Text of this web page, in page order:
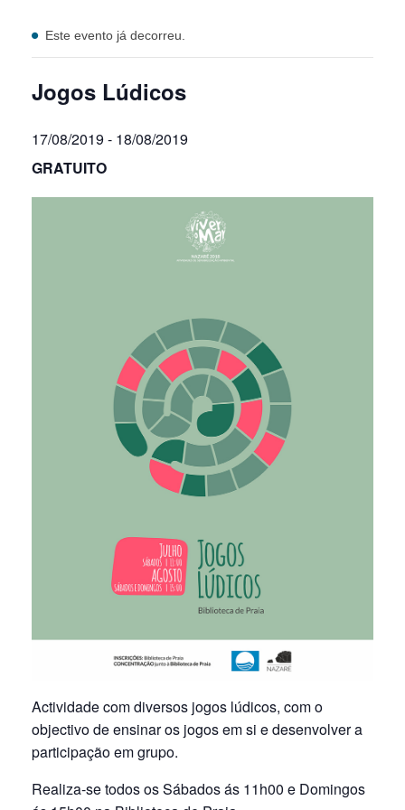
Este evento já decorreu.
Jogos Lúdicos
17/08/2019 - 18/08/2019
GRATUITO
Actividade com diversos jogos lúdicos, com o
objectivo de ensinar os jogos em si e desenvolver a
participação em grupo.
Realiza-se todos os Sábados ás 11h00 e Domingos